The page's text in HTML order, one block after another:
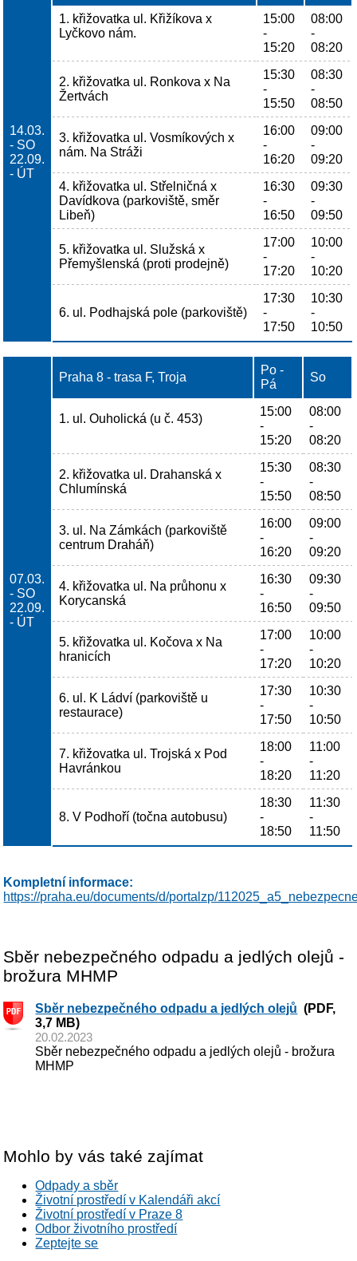
14.03.
- SO
22.09.
- ÚT
1. křižovatka ul. Křižíkova x
Lyčkovo nám.
15:00
-
15:20
08:00
-
08:20
2. křižovatka ul. Ronkova x Na
Žertvách
15:30
-
15:50
08:30
-
08:50
3. křižovatka ul. Vosmíkových x
nám. Na Stráži
16:00
-
16:20
09:00
-
09:20
4. křižovatka ul. Střelničná x
Davídkova (parkoviště, směr
Libeň)
16:30
-
16:50
09:30
-
09:50
5. křižovatka ul. Služská x
Přemyšlenská (proti prodejně)
17:00
-
17:20
10:00
-
10:20
6. ul. Podhajská pole (parkoviště)
17:30
-
17:50
10:30
-
10:50
07.03.
- SO
22.09.
- ÚT
Praha 8 - trasa F, Troja
Po -
Pá
So
1. ul. Ouholická (u č. 453)
15:00
-
15:20
08:00
-
08:20
2. křižovatka ul. Drahanská x
Chlumínská
15:30
-
15:50
08:30
-
08:50
3. ul. Na Zámkách (parkoviště
centrum Draháň)
16:00
-
16:20
09:00
-
09:20
4. křižovatka ul. Na průhonu x
Korycanská
16:30
-
16:50
09:30
-
09:50
5. křižovatka ul. Kočova x Na
hranicích
17:00
-
17:20
10:00
-
10:20
6. ul. K Ládví (parkoviště u
restaurace)
17:30
-
17:50
10:30
-
10:50
7. křižovatka ul. Trojská x Pod
Havránkou
18:00
-
18:20
11:00
-
11:20
8. V Podhoří (točna autobusu)
18:30
-
18:50
11:30
-
11:50
Kompletní informace:
https://praha.eu/documents/d/portalzp/
Sběr nebezpečného odpadu a jedlých olejů -
brožura MHMP
Sběr nebezpečného odpadu a jedlých olejů (PDF,
3,7 MB)
20.02.2023
Sběr nebezpečného odpadu a jedlých olejů - brožura
MHMP
Mohlo by vás také zajímat
Odpady a sběr
Životní prostředí v Kalendáři akcí
Životní prostředí v Praze 8
Odbor životního prostředí
Zeptejte se